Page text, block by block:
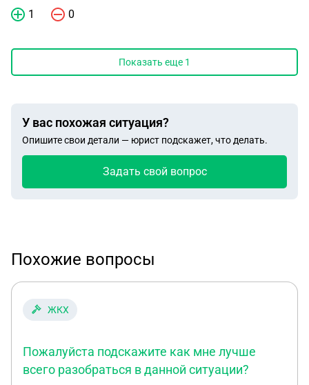
1 0
Показать еще 1
У вас похожая ситуация?
Опишите свои детали — юрист подскажет, что делать.
Задать свой вопрос
Похожие вопросы
ЖКХ
Пожалуйста подскажите как мне лучше
всего разобраться в данной ситуации?